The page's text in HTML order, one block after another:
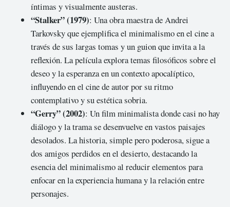
íntimas y visualmente austeras.
“Stalker” (1979): Una obra maestra de Andrei
Tarkovsky que ejemplifica el minimalismo en el cine a
través de sus largas tomas y un guion que invita a la
reflexión. La película explora temas filosóficos sobre el
deseo y la esperanza en un contexto apocalíptico,
influyendo en el cine de autor por su ritmo
contemplativo y su estética sobria.
“Gerry” (2002): Un film minimalista donde casi no hay
diálogo y la trama se desenvuelve en vastos paisajes
desolados. La historia, simple pero poderosa, sigue a
dos amigos perdidos en el desierto, destacando la
esencia del minimalismo al reducir elementos para
enfocar en la experiencia humana y la relación entre
personajes.